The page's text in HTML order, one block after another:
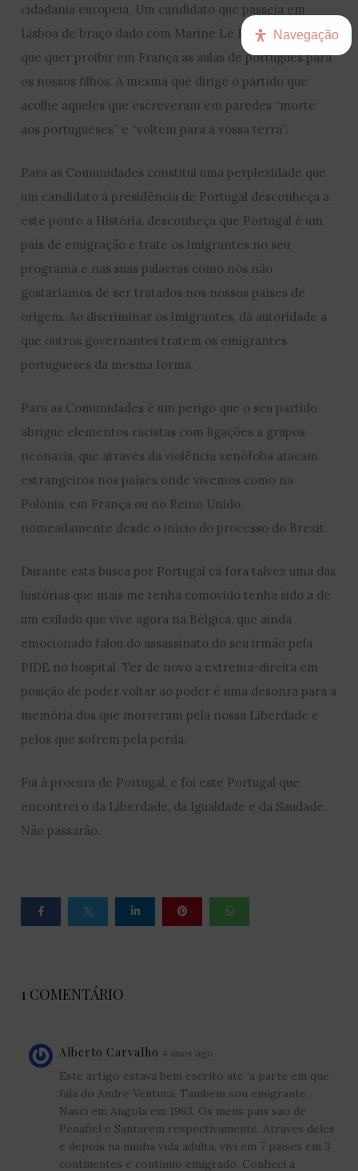
cidadania europeia. Um candidato que passeia em
Lisboa de braço dado com Marine Le Pen, a mesma
que quer proibir em França as aulas de português para
os nossos filhos. A mesma que dirige o partido que
acolhe aqueles que escreveram em paredes “morte
aos portugueses” e “voltem para a vossa terra”.
Para as Comunidades constitui uma perplexidade que
um candidato à presidência de Portugal desconheça a
este ponto a História, desconheça que Portugal é um
país de emigração e trate os imigrantes no seu
programa e nas suas palavras como nós não
gostaríamos de ser tratados nos nossos países de
origem. Ao discriminar os imigrantes, dá autoridade a
que outros governantes tratem os emigrantes
portugueses da mesma forma.
Para as Comunidades é um perigo que o seu partido
abrigue elementos racistas com ligações a grupos
neonazis, que através da violência xenófoba atacam
estrangeiros nos países onde vivemos como na
Polónia, em França ou no Reino Unido,
nomeadamente desde o início do processo do Brexit.
Durante esta busca por Portugal cá fora talvez uma das
histórias que mais me tenha comovido tenha sido a de
um exilado que vive agora na Bélgica, que ainda
emocionado falou do assassinato do seu irmão pela
PIDE no hospital. Ter de novo a extrema-direita em
posição de poder voltar ao poder é uma desonra para a
memória dos que morreram pela nossa Liberdade e
pelos que sofrem pela perda.
Fui à procura de Portugal, e foi este Portugal que
encontrei o da Liberdade, da Igualdade e da Saudade.
Não passarão.
1 COMENTÁRIO
Alberto Carvalho 4 anos ago
Este artigo estava bem escrito ate ‘a parte em que
fala do Andre Ventura. Tambem sou emigrante.
Nasci em Angola em 1963. Os meus pais sao de
Penafiel e Santarem respectivamente. Atraves deles
e depois na minha vida adulta, vivi em 7 paises em 3
continentes e continuo emigrado. Conheci a
Navegação